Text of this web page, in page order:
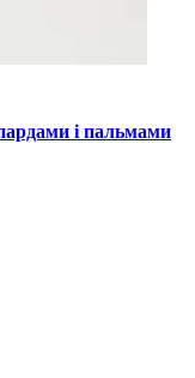
і пальмами